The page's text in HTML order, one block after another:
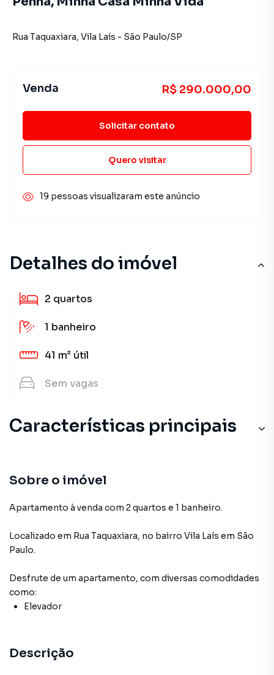
Detalhes do imóvel
2 quartos
1 banheiro
41 m² útil
Sem vagas
Características principais
Sobre o imóvel
Apartamento à venda com 2 quartos e 1 banheiro.
Localizado em Rua Taquaxiara, no bairro Vila Laís em São
Paulo.
Desfrute de um apartamento, com diversas comodidades
como:
Elevador
Descrição
Rua Taquaxiara, Vila Laís - São Paulo/SP
Venda R$ 290.000,00
Solicitar contato
Quero visitar
19 pessoas visualizaram este anúncio